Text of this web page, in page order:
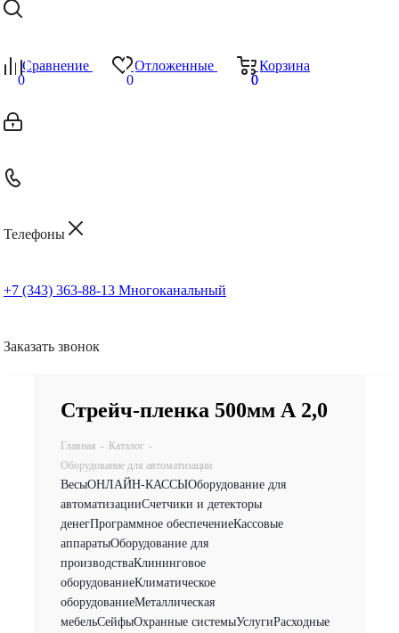
Сравнение
0
Отложенные
0
Корзина
0
0
Телефоны
+7 (343) 363-88-13 Многоканальный
Заказать звонок
Стрейч-пленка 500мм А 2,0
Главная - Каталог -
Оборудование для автоматизации
ВесыОНЛАЙН-КАССЫОборудование для
автоматизацииСчетчики и детекторы
денегПрограммное обеспечениеКассовые
аппаратыОборудование для
производстваКлининговое
оборудованиеКлиматическое
оборудованиеМеталлическая
мебельСейфыОхранные системыУслугиРасходные